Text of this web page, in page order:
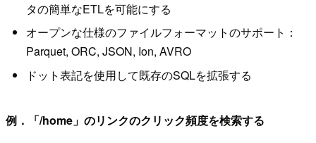
タの簡単なETLを可能にする
オープンな仕様のファイルフォーマットのサポート：
Parquet, ORC, JSON, Ion, AVRO
ドット表記を使用して既存のSQLを拡張する
例．「/home」のリンクのクリック頻度を検索する